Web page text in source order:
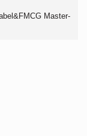
Master-